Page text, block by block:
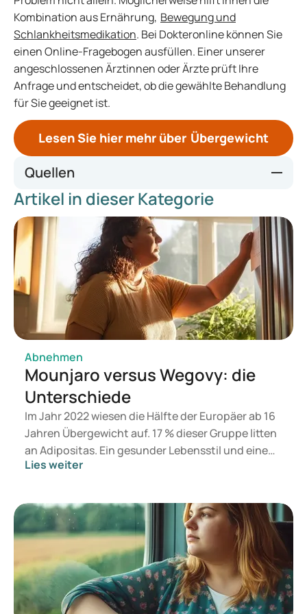
Kombination aus Ernährung, Bewegung und
Schlankheitsmedikation. Bei Dokteronline können Sie
einen Online-Fragebogen ausfüllen. Einer unserer
angeschlossenen Ärztinnen oder Ärzte prüft Ihre
Anfrage und entscheidet, ob die gewählte Behandlung
für Sie geeignet ist.
Lesen Sie hier mehr über Übergewicht
Quellen
https://www.healthline.com/health/obesity/managing-
obesity-health-risks
https://www.niddk.nih.gov/health-information/weight-
management/adult-overweight-obesity/health-risks
https://www.medicalnewstoday.com/articles/exercise-for-
obese-people
https://www.healthdirect.gov.au/body-mass-index-bmi-
and-waist-circumference
Artikel in dieser Kategorie
Abnehmen
Mounjaro versus Wegovy: die
Unterschiede
Im Jahr 2022 wiesen die Hälfte der Europäer ab 16
Jahren Übergewicht auf. 17 % dieser Gruppe litten
an Adipositas. Ein gesunder Lebensstil und eine
ausgewogene Ernährung bilden die Basis für ein
ausreichend Wirkung zeigt, kann eine
medikamentöse Therapie eine Option darstellen.
Während Mounjaro ursprünglich zur Behandlung
von Typ-2-Diabetes entwickelt wurde, ist Wegovy
für die Gewichtsreduktion und Gewichtserhaltung
vorgesehen. Mounjaro kann jedoch ebenfalls beim
Abnehmen und Halten des Gewichts Vorteile
Lies weiter